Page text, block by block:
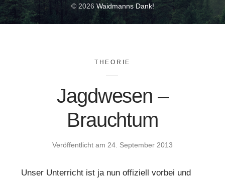
© 2026Waidmanns Dank!
THEORIE
Jagdwesen –
Brauchtum
Veröffentlicht am 24. September 2013
Unser Unterricht ist ja nun offiziell vorbei und